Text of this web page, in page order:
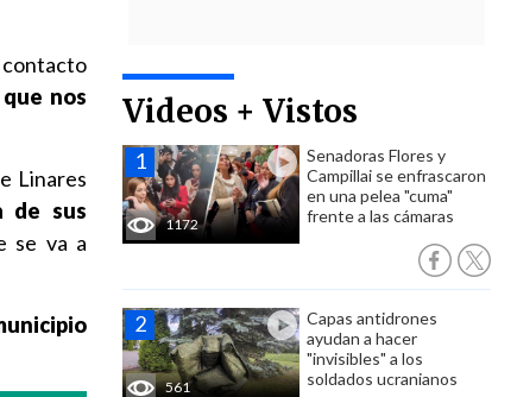
Videos + Vistos
1172
Senadoras Flores y
Campillai se enfrascaron
en una pelea "cuma"
frente a las cámaras
561
Capas antidrones
ayudan a hacer
"invisibles" a los
soldados ucranianos
contacto
nos
Linares
de sus
se va a